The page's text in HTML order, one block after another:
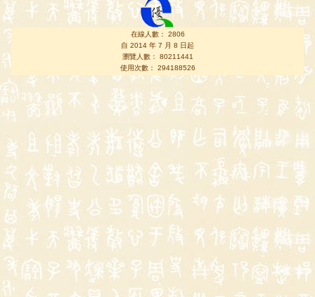
在線人數： 2806
自 2014 年 7 月 8 日起
瀏覽人數： 80211441
使用次數： 294188526